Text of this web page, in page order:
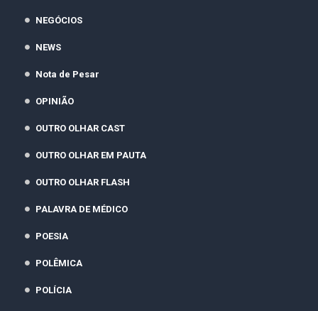
NEGÓCIOS
NEWS
Nota de Pesar
OPINIÃO
OUTRO OLHAR CAST
OUTRO OLHAR EM PAUTA
OUTRO OLHAR FLASH
PALAVRA DE MÉDICO
POESIA
POLÊMICA
POLÍCIA